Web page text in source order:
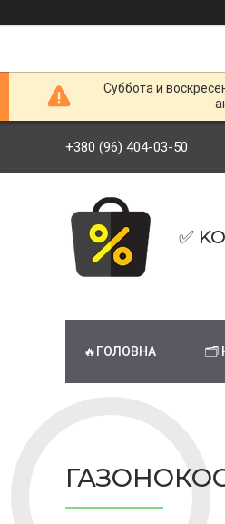
Суббота и
+380 (96) 404-03-50
✅
🔥ГОЛОВНА 🗂